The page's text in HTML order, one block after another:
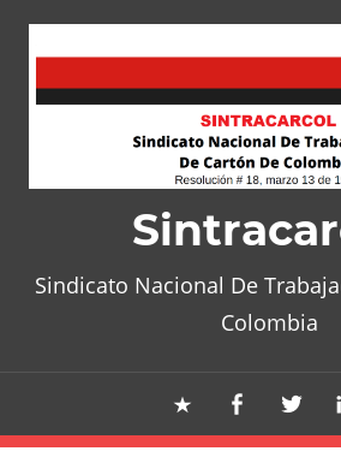
content
Sindicato Nacional De
Colombia